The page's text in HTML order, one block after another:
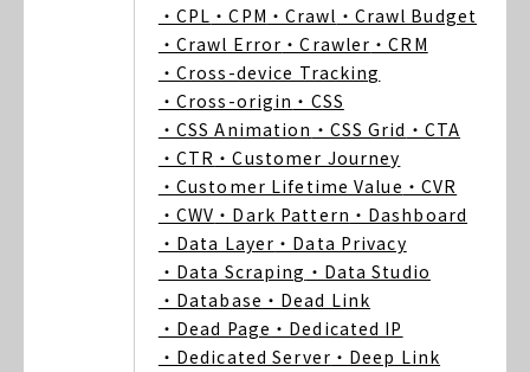
・CPL ・CPM ・Crawl ・Crawl Budget
・Crawl Error ・Crawler ・CRM
・Cross-device Tracking
・Cross-origin ・CSS
・CSS Animation ・CSS Grid ・CTA
・CTR ・Customer Journey
・Customer Lifetime Value ・CVR
・CWV ・Dark Pattern ・Dashboard
・Data Layer ・Data Privacy
・Data Scraping ・Data Studio
・Database ・Dead Link
・Dead Page ・Dedicated IP
・Dedicated Server ・Deep Link